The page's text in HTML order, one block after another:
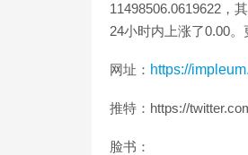
11498506.0619622，
24小时内上涨了0.00。
网址： https://
推特：https://
脸书：